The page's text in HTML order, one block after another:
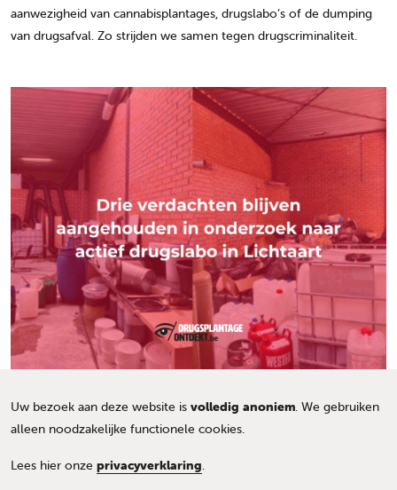
aanwezigheid van cannabisplantages, drugslabo’s of de dumping
van drugsafval. Zo strijden we samen tegen drugscriminaliteit.
Uw bezoek aan deze website is volledig anoniem. We gebruiken
alleen noodzakelijke functionele cookies.
Lees hier onze privacyverklaring.